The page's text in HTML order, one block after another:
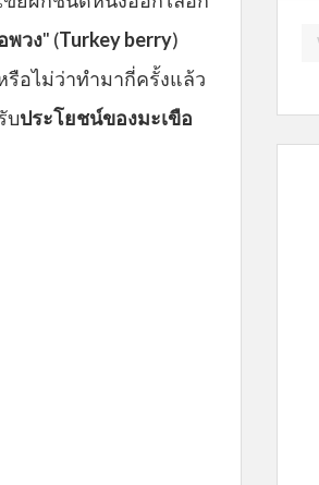
พวง" (Turkey berry)
อไม่ว่าทำมากี่ครั้งแล้ว
บประโยชน์ของมะเขือ